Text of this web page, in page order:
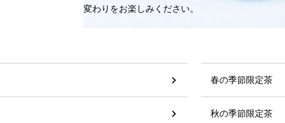
変わりをお楽しみください。
春の季節限定茶
秋の季節限定茶